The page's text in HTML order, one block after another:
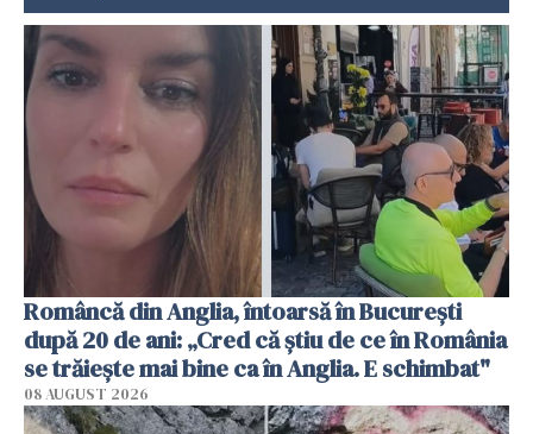
Româncă din Anglia, întoarsă în București
după 20 de ani: „Cred că știu de ce în România
se trăiește mai bine ca în Anglia. E schimbat"
08 AUGUST 2026